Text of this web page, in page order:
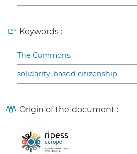
Keywords :
The Commons
solidarity-based citizenship
Origin of the document :